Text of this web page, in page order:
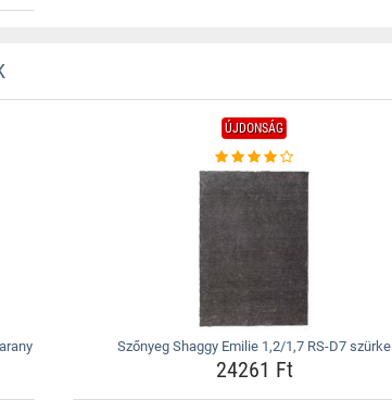
ÚJDONSÁG
Szőnyeg Shaggy Emilie 1,2/1,7 RS-D7 szürke
24261 Ft